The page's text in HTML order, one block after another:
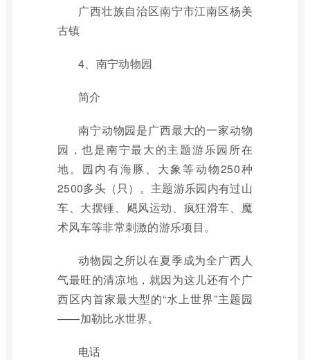
广西壮族自治区南宁市江南区杨美
古镇
4、南宁动物园
简介
南宁动物园是广西最大的一家动物
园，也是南宁最大的主题游乐园所在
地。园内有海豚、大象等动物250种
2500多头（只）。主题游乐园内有过山
车、大摆锤、飓风运动、疯狂滑车、魔
术风车等非常刺激的游乐项目。
动物园之所以在夏季成为全广西人
气最旺的清凉地，就因为这儿还有个广
西区内首家最大型的“水上世界”主题园
——加勒比水世界。
电话